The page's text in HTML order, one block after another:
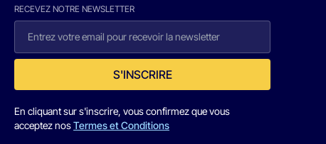
RECEVEZ NOTRE NEWSLETTER
S'INSCRIRE
En cliquant sur s'inscrire, vous confirmez que vous
acceptez nosTermes et Conditions